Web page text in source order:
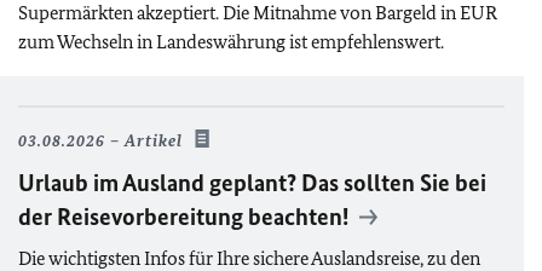
Supermärkten akzeptiert. Die Mitnahme von Bargeld in EUR
zum Wechseln in Landeswährung ist empfehlenswert.
03.08.2026 Artikel
Urlaub im Ausland geplant? Das sollten Sie bei
der Reisevorbereitung beachten!
Die wichtigsten Infos für Ihre sichere Auslandsreise, zu den